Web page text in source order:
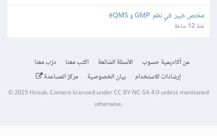
مختص خبير  في نظم  GMP و eQMS
منذ 12 ساعة
عن أكاديمية حسوب الأسئلة الشائعة اكتب معنا
درّب معنا
إرشادات الاستخدام
بيان الخصوصية مركز المساعدة
© 2025 Hsoub.Content licensed underCC BY-NC-SA 4.0unless mentioned
otherwise.